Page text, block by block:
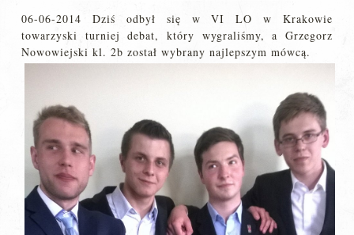
06-06-2014 Dziś odbył się w VI LO w Krakowie
towarzyski turniej debat, który wygraliśmy, a Grzegorz
Nowowiejski kl. 2b został wybrany najlepszym mówcą.